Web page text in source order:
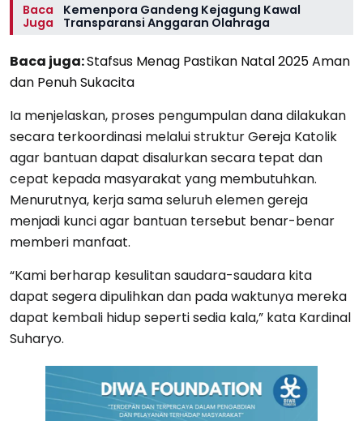
Baca
Juga
Kemenpora Gandeng Kejagung Kawal
Transparansi Anggaran Olahraga
Baca juga:Stafsus Menag Pastikan Natal 2025 Aman
dan Penuh Sukacita
Ia menjelaskan, proses pengumpulan dana dilakukan
secara terkoordinasi melalui struktur Gereja Katolik
agar bantuan dapat disalurkan secara tepat dan
cepat kepada masyarakat yang membutuhkan.
Menurutnya, kerja sama seluruh elemen gereja
menjadi kunci agar bantuan tersebut benar-benar
memberi manfaat.
“Kami berharap kesulitan saudara-saudara kita
dapat segera dipulihkan dan pada waktunya mereka
dapat kembali hidup seperti sedia kala,” kata Kardinal
Suharyo.